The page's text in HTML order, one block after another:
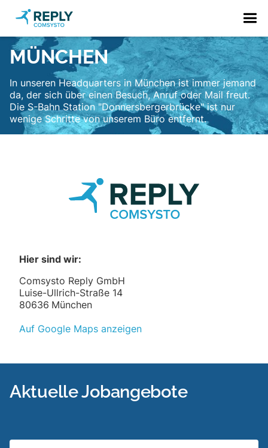
MÜNCHEN
In unseren Headquarters in München ist immer jemand
da, der sich über einen Besuch, Anruf oder Mail freut.
Die S-Bahn Station "Donnersbergerbrücke" ist nur
wenige Schritte von unserem Büro entfernt.
Hier sind wir:
Comsysto Reply GmbH
Luise-Ullrich-Straße 14
80636 München
Auf Google Maps anzeigen
Aktuelle Jobangebote